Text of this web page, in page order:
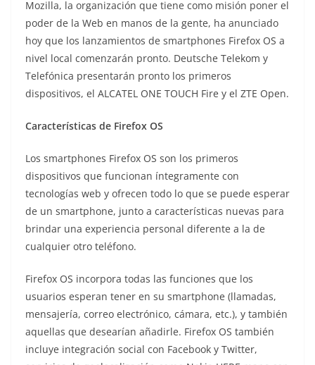
Mozilla, la organización que tiene como misión poner el
poder de la Web en manos de la gente, ha anunciado
hoy que los lanzamientos de smartphones Firefox OS a
nivel local comenzarán pronto. Deutsche Telekom y
Telefónica presentarán pronto los primeros
dispositivos, el ALCATEL ONE TOUCH Fire y el ZTE Open.
Características de Firefox OS
Los smartphones Firefox OS son los primeros
dispositivos que funcionan íntegramente con
tecnologías web y ofrecen todo lo que se puede esperar
de un smartphone, junto a características nuevas para
brindar una experiencia personal diferente a la de
cualquier otro teléfono.
Firefox OS incorpora todas las funciones que los
usuarios esperan tener en su smartphone (llamadas,
mensajería, correo electrónico, cámara, etc.), y también
aquellas que desearían añadirle. Firefox OS también
incluye integración social con Facebook y Twitter,